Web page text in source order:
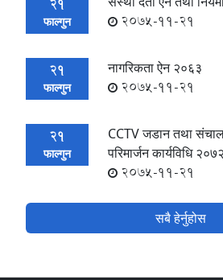
21
फाल्गुन 2075-11-21
21
फाल्गुन
नागरिकता ऐन २०६३
2075-11-21
21
फाल्गुन
CCTV जडान तथा
परिमार्जन कार्यविधि २०७२
2075-11-21
सबै हेर्नुहोस